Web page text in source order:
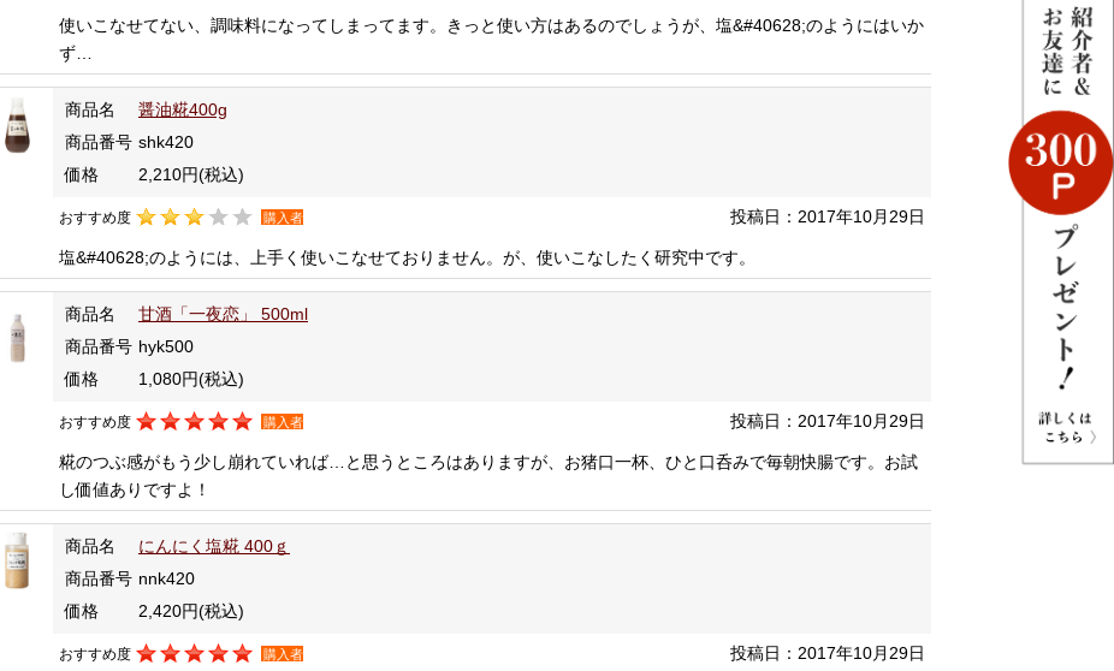
使いこなせてない、調味料になってしまってます。きっと使い方はあるのでしょうが、塩&#40628;のようにはいか
ず…
商品名
醤油糀400g
商品番号 shk420
価格
2,210円(税込)
投稿日：2017年10月29日
おすすめ度 購入者
塩&#40628;のようには、上手く使いこなせておりません。が、使いこなしたく研究中です。
商品名
甘酒「一夜恋」 500ml
商品番号 hyk500
価格
1,080円(税込)
投稿日：2017年10月29日
おすすめ度 購入者
糀のつぶ感がもう少し崩れていれば…と思うところはありますが、お猪口一杯、ひと口呑みで毎朝快腸です。お試
し価値ありですよ！
商品名
にんにく塩糀 400ｇ
商品番号 nnk420
価格
2,420円(税込)
投稿日：2017年10月29日
おすすめ度 購入者